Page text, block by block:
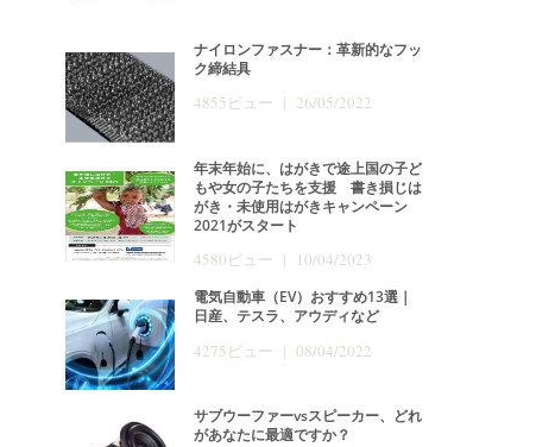
ナイロンファスナー：革新的なフッ
ク締結具
4855ビュー | 26/05/2022
年末年始に、はがきで途上国の子ど
もや女の子たちを支援 書き損じは
がき・未使用はがきキャンペーン
2021がスタート
4580ビュー | 10/04/2023
電気自動車（EV）おすすめ13選｜
日産、テスラ、アウディなど
4275ビュー | 08/04/2022
サブウーファーvsスピーカー、どれ
があなたに最適ですか？